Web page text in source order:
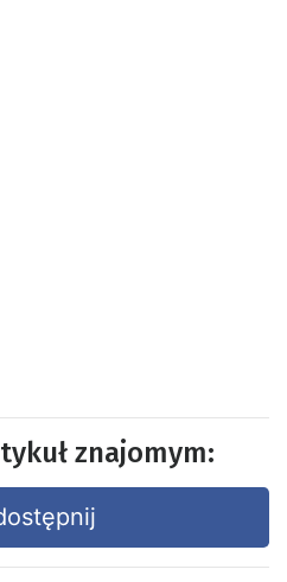
znajomym: